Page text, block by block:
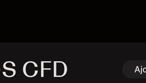
CFD